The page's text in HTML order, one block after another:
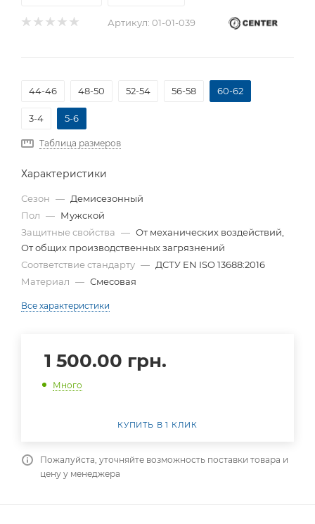
Артикул: 01-01-039
44-46 48-50 52-54 56-58 60-62
3-4 5-6
Таблица размеров
Характеристики
Сезон — Демисезонный
Пол — Мужской
Защитные свойства — От механических воздействий,
От общих производственных загрязнений
Соответствие стандарту — ДСТУ EN ISO 13688:2016
Материал — Смесовая
Все характеристики
1 500.00 грн.
Много
КУПИТЬ В 1 КЛИК
Пожалуйста, уточняйте возможность поставки товара и
цену у менеджера